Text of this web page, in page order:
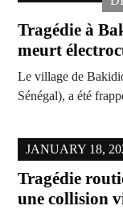
Tragédie à
meurt
Le village de
Sénégal), a été
JANUARY 18,
Tragédie
une collision